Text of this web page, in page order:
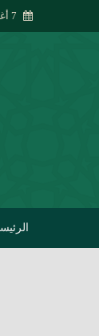
7 أغسطس، 2026